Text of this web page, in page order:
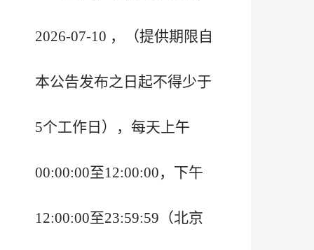
会
2026-07-10 ，（提供期限自
本公告发布之日起不得少于
5个工作日），每天上午
00:00:00至12:00:00，下午
12:00:00至23:59:59（北京